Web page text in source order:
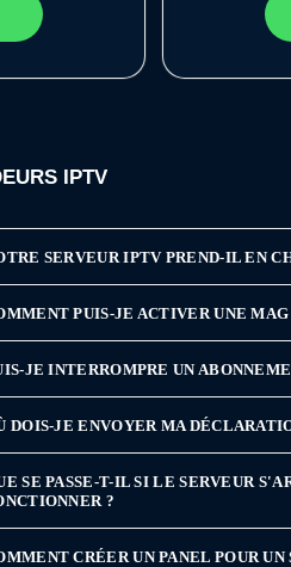
IPTV
SERVEUR IPTV PREND-IL EN
PUIS-JE ACTIVER UNE MAG
JE INTERROMPRE UN
DOIS-JE ENVOYER MA
SE PASSE-T-IL SI LE SERVEUR
?
CRÉER UN PANEL POUR UN